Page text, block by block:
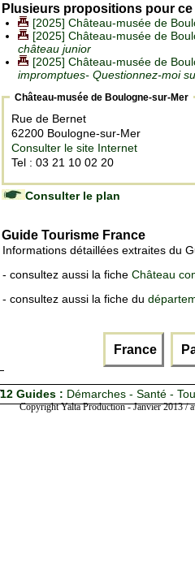
Plusieurs propositions pour ce
[2025] Château-musée de
[2025] Château-musée de
château junior
[2025] Château-musée de
impromptues- Questionnez-moi
Château-musée de Boulogne-sur-Mer
Rue de Bernet
62200 Boulogne-sur-Mer
Consulter le site Internet
Tel : 03 21 10 02 20
Consulter le plan
Guide Tourisme France
Informations détaillées extraites du
- consultez aussi la fiche Château
- consultez aussi la fiche du
France
12 Guides : Démarches - Santé -
Copyright Yalta Production - Janvier 2013 /